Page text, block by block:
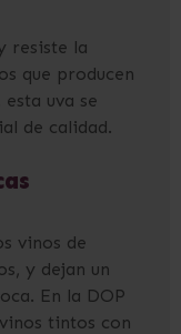
resiste la
que producen
uva se
de calidad.
vinos de
y dejan un
En la DOP
tintos con